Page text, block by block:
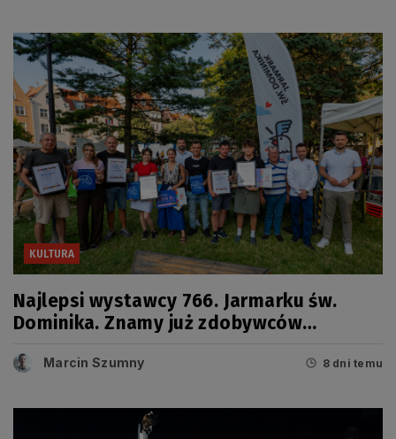
KULTURA
Najlepsi wystawcy 766. Jarmarku św.
Dominika. Znamy już zdobywców
Marcin Szumny 8 dni temu